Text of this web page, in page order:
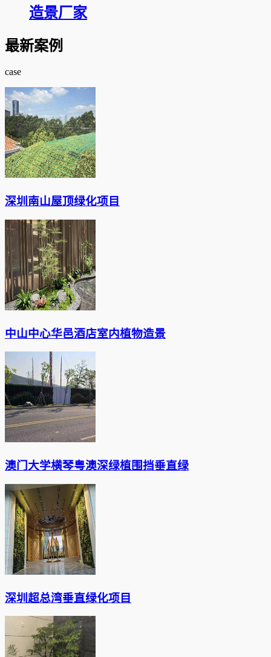
造景厂家
最新案例
case
深圳南山屋顶绿化项目
中山中心华邑酒店室内植物造景
澳门大学横琴粤澳深绿植围挡垂直绿
深圳超总湾垂直绿化项目